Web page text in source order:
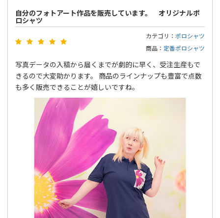
自分のフォトアート作品を販売しています。 オリジナルポ
ロシャツ
カテゴリ： ポロシャツ
商品： 定番ポロシャツ
写真データの入稿から届くまでが劇的に早く、受注生産もで
きるので大変助かります。 商品のラインナップも豊富で点数
も多く販売できることが嬉しいですね。